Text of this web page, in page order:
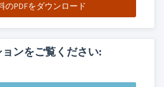
のPDFをダウンロード
ンをご覧ください: